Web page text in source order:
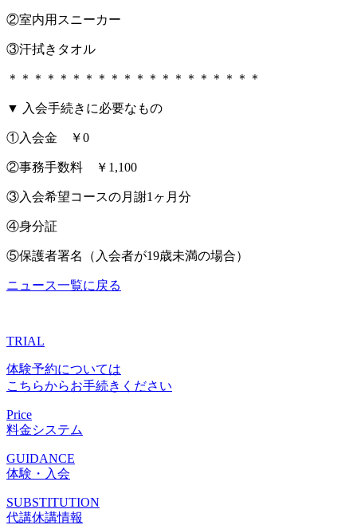
②室内用スニーカー
③汗拭きタオル
＊＊＊＊＊＊＊＊＊＊＊＊＊＊＊＊＊＊＊＊
▼ 入会手続きに必要なもの
①入会金 ￥0
②事務手数料 ￥1,100
③入会希望コースの月謝1ヶ月分
④身分証
⑤保護者署名（入会者が19歳未満の場合）
ニュース一覧に戻る
TRIAL
体験予約については
こちらからお手続きください
Price
料金システム
GUIDANCE
体験・入会
SUBSTITUTION
代講休講情報